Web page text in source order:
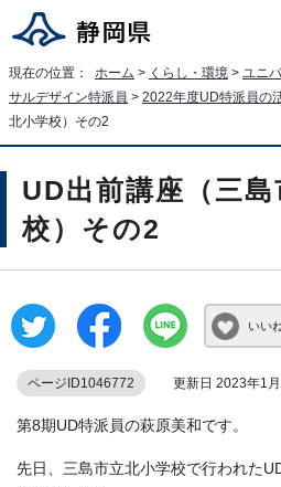
現在の位置： ホーム > くらし・環境 > ユニ
サルデザイン特派員 > 2022年度UD特派員の
北小学校）その2
UD出前講座（三
校）その2
いい
ページID1046772 更新日 2023年1月
第8期UD特派員の萩原美和です。
先日、三島市立北小学校で行われた